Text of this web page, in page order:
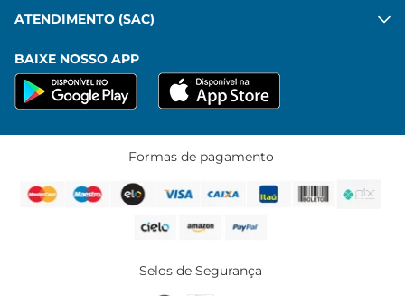
ATENDIMENTO (SAC)
BAIXE NOSSO APP
Formas de pagamento
Selos de Segurança